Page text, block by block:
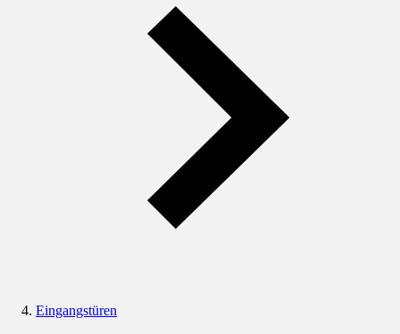
Eingangstüren